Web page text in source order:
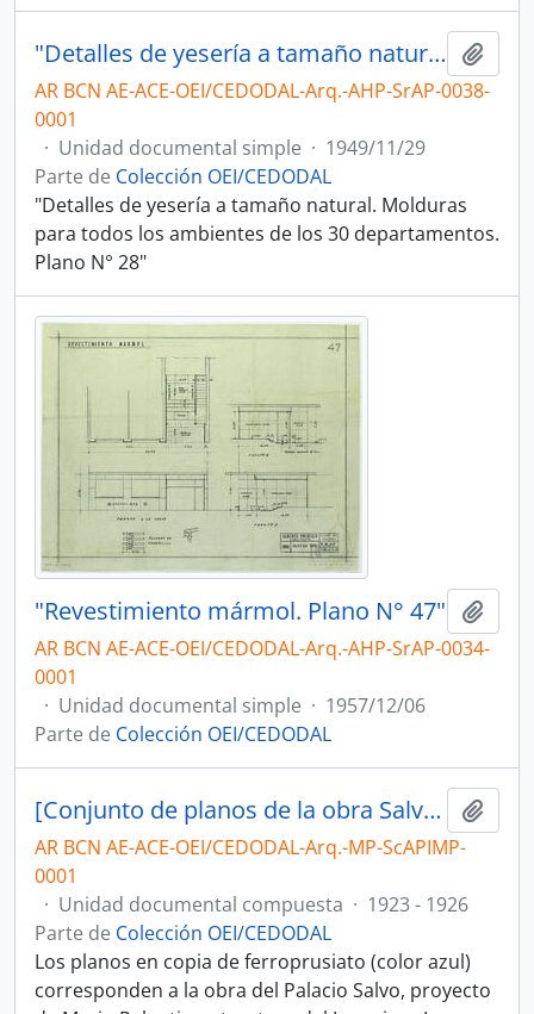
"Detalles de yesería a tamaño natural [...] Plano N° 28"
AR BCN AE-ACE-OEI/CEDODAL-Arq.-AHP-SrAP-0038-
0001
· Unidad documental simple · 1949/11/29
Parte de Colección OEI/CEDODAL
"Detalles de yesería a tamaño natural. Molduras
para todos los ambientes de los 30 departamentos.
Plano N° 28"
"Revestimiento mármol. Plano N° 47"
AR BCN AE-ACE-OEI/CEDODAL-Arq.-AHP-SrAP-0034-
0001
· Unidad documental simple · 1957/12/06
Parte de Colección OEI/CEDODAL
[Conjunto de planos de la obra Salvo Hermanos]
AR BCN AE-ACE-OEI/CEDODAL-Arq.-MP-ScAPIMP-
0001
· Unidad documental compuesta · 1923 - 1926
Parte de Colección OEI/CEDODAL
Los planos en copia de ferroprusiato (color azul)
corresponden a la obra del Palacio Salvo, proyecto